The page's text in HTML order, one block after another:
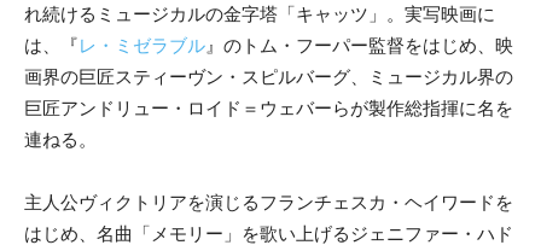
れ続けるミュージカルの金字塔「キャッツ」。実写映画に
は、『レ・ミゼラブル 』のトム・フーパー監督をはじめ、映
画界の巨匠スティーヴン・スピルバーグ、ミュージカル界の
巨匠アンドリュー・ロイド＝ウェバーらが製作総指揮に名を
連ねる。
主人公ヴィクトリアを演じるフランチェスカ・ヘイワードを
はじめ、名曲「メモリー」を歌い上げるジェニファー・ハド